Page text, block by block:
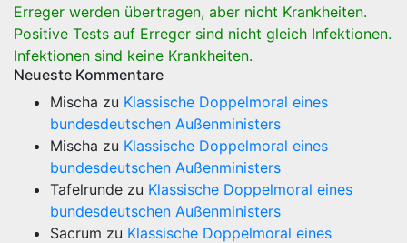
Erreger werden übertragen, aber nicht Krankheiten.
Positive Tests auf Erreger sind nicht gleich Infektionen.
Infektionen sind keine Krankheiten.
Neueste Kommentare
Mischa zu Klassische Doppelmoral eines
bundesdeutschen Außenministers
Mischa zu Klassische Doppelmoral eines
bundesdeutschen Außenministers
Tafelrunde zu Klassische Doppelmoral eines
bundesdeutschen Außenministers
Sacrum zu Klassische Doppelmoral eines